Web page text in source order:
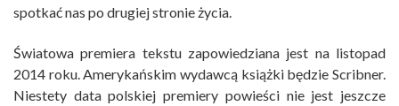
spotkać nas po drugiej stronie życia.
Światowa premiera tekstu zapowiedziana jest na listopad
2014 roku. Amerykańskim wydawcą książki będzie Scribner.
Niestety data polskiej premiery powieści nie jest jeszcze